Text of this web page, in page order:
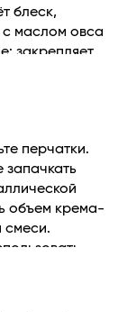
блеск,
маслом овса
закрепляет
гладким и
перчатки.
запачкать
объем крема-
смеси.
ВПЕРВЫЕ
смесь по